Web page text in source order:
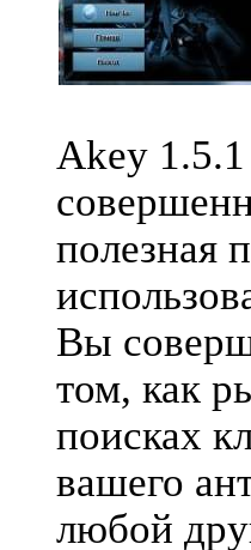
Akey 1.5.1
полезная
Вы
том, как
поисках
вашего
любой